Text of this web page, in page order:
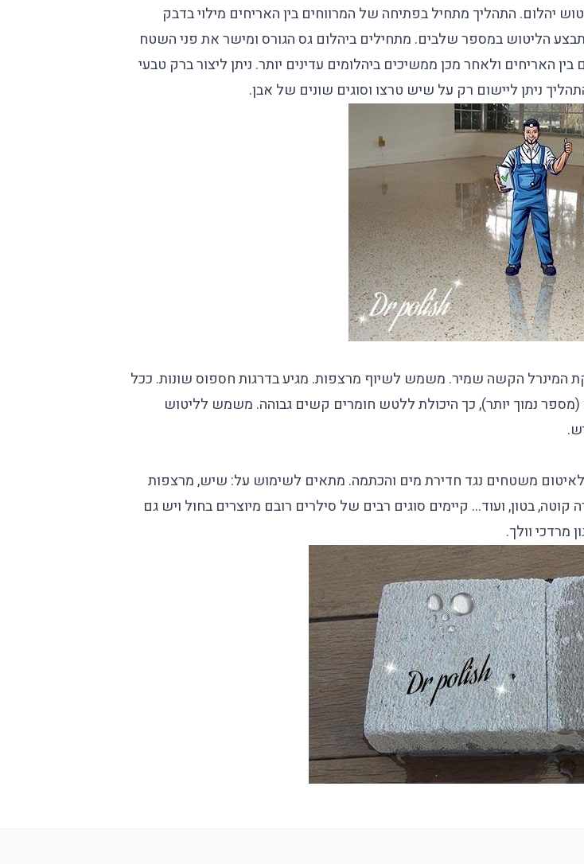
יהלום. התהליך מתחיל בפתיחה של המרווחים בין האריחים מילוי בדבק
הליטוש במספר שלבים. מתחילים ביהלום גס הגורס ומישר את פני השטח
האריחים ולאחר מכן ממשיכים ביהלומים עדינים יותר. ניתן ליצור ברק טבעי
ניתן ליישום רק על שיש טרצו וסוגים שונים של אבן.
המינרל הקשה שמיר. משמש לשיוף מרצפות. מגיע בדרגות חספוס שונות. ככל
נמוך יותר), כך היכולת ללטש חומרים קשים גבוהה. משמש לליטוש
משטחים נגד חדירת מים והכתמה. מתאים לשימוש על: שיש, מרצפות
קוטה, בטון, ועוד… קיימים סוגים רבים של סילרים רובם מיוצרים בחול ויש גם
מרדכי וולך.